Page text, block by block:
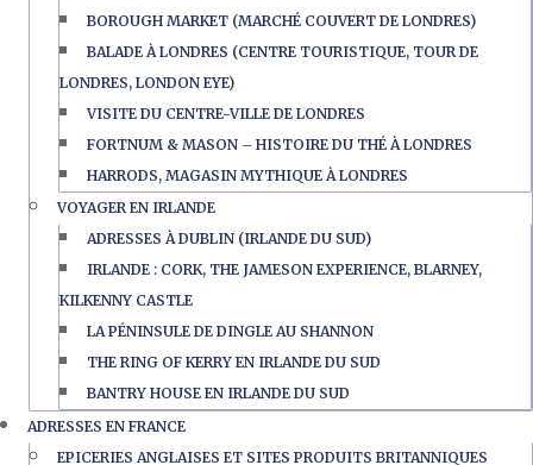
BOROUGH MARKET (MARCHÉ COUVERT DE LONDRES)
BALADE À LONDRES (CENTRE TOURISTIQUE, TOUR DE
LONDRES, LONDON EYE)
VISITE DU CENTRE-VILLE DE LONDRES
FORTNUM & MASON – HISTOIRE DU THÉ À LONDRES
HARRODS, MAGASIN MYTHIQUE À LONDRES
VOYAGER EN IRLANDE
ADRESSES À DUBLIN (IRLANDE DU SUD)
IRLANDE : CORK, THE JAMESON EXPERIENCE, BLARNEY,
KILKENNY CASTLE
LA PÉNINSULE DE DINGLE AU SHANNON
THE RING OF KERRY EN IRLANDE DU SUD
BANTRY HOUSE EN IRLANDE DU SUD
ADRESSES EN FRANCE
EPICERIES ANGLAISES ET SITES PRODUITS BRITANNIQUES